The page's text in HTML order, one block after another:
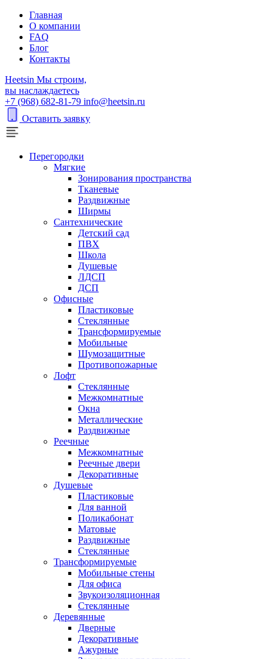
Главная
О компании
FAQ
Блог
Контакты
Heetsin Мы строим,
вы наслаждаетесь
+7 (968) 682-81-79 info@heetsin.ru
Оставить заявку
Перегородки
Мягкие
Зонирования пространства
Тканевые
Раздвижные
Ширмы
Сантехнические
Детский сад
ПВХ
Школа
Душевые
ЛДСП
ДСП
Офисные
Пластиковые
Стеклянные
Трансформируемые
Мобильные
Шумозащитные
Противопожарные
Лофт
Стеклянные
Межкомнатные
Окна
Металлические
Раздвижные
Реечные
Межкомнатные
Реечные двери
Декоративные
Душевые
Пластиковые
Для ванной
Поликабонат
Матовые
Раздвижные
Стеклянные
Трансформируемые
Мобильные стены
Для офиса
Звукоизоляционная
Стеклянные
Деревянные
Дверные
Декоративные
Ажурные